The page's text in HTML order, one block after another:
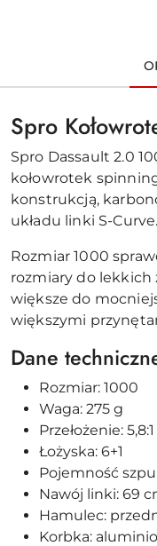
Spro
Spro Dassault 2.0
kołowrotek
konstrukcją,
układu linki S-Curve.
Rozmiar 1000
rozmiary do lekkich
większe do
większymi
Dane
Rozmiar: 1000
Waga: 275 g
Przełożenie: 5,8:1
Łożyska: 6+1
Pojemność
Nawój linki: 69
Hamulec:
Korbka: